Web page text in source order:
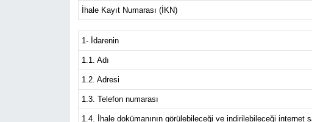
İhale Kayıt Numarası (İKN)
1- İdarenin
1.1. Adı
1.2. Adresi
1.3. Telefon numarası
1.4. İhale dokümanının görülebileceği ve indirilebileceği internet